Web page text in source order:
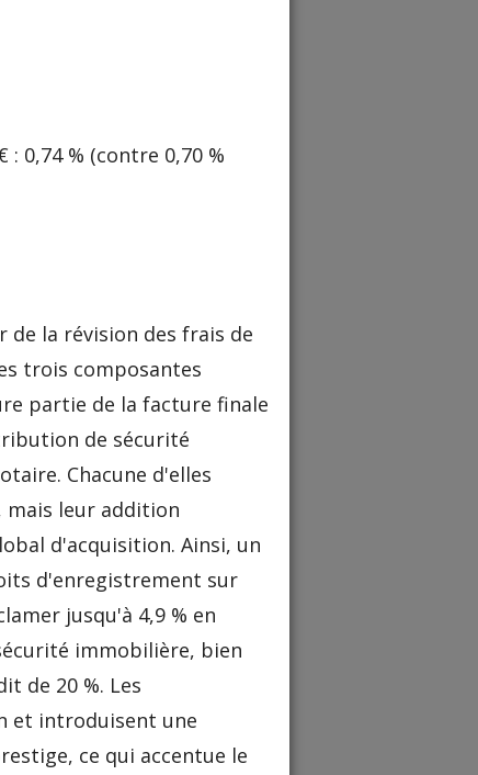
0,74 % (contre 0,70 %
la révision des frais de
trois composantes
partie de la facture finale
de sécurité
Chacune d'elles
mais leur addition
d'acquisition. Ainsi, un
d'enregistrement sur
jusqu'à 4,9 % en
immobilière, bien
de 20 %. Les
et introduisent une
ce qui accentue le